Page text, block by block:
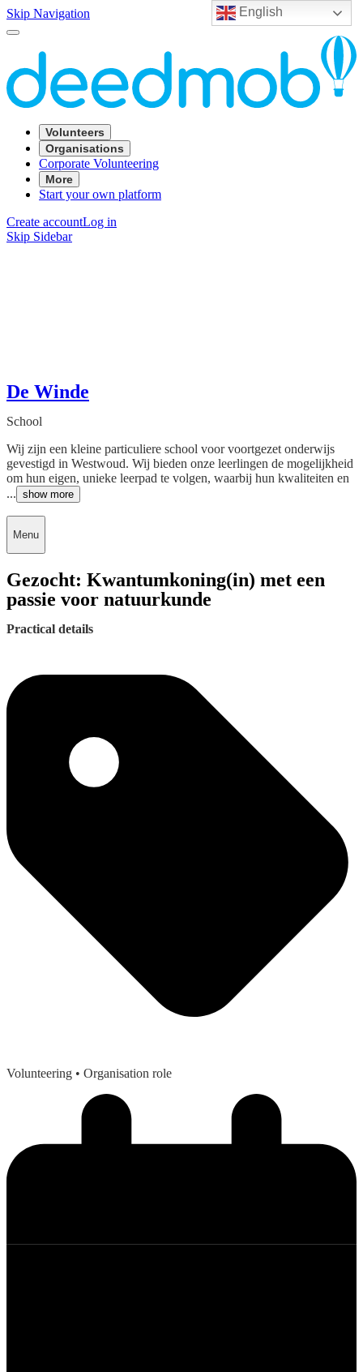
English
Skip Navigation
Volunteers
Organisations
Corporate Volunteering
More
Start your own platform
Create accountLog in
Skip Sidebar
De Winde
School
Wij zijn een kleine particuliere school voor voortgezet onderwijs
gevestigd in Westwoud. Wij bieden onze leerlingen de mogelijkheid
om hun eigen, unieke leerpad te volgen, waarbij hun kwaliteiten en
... show more
Menu
Gezocht: Kwantumkoning(in) met een
passie voor natuurkunde
Practical details
Volunteering • Organisation role